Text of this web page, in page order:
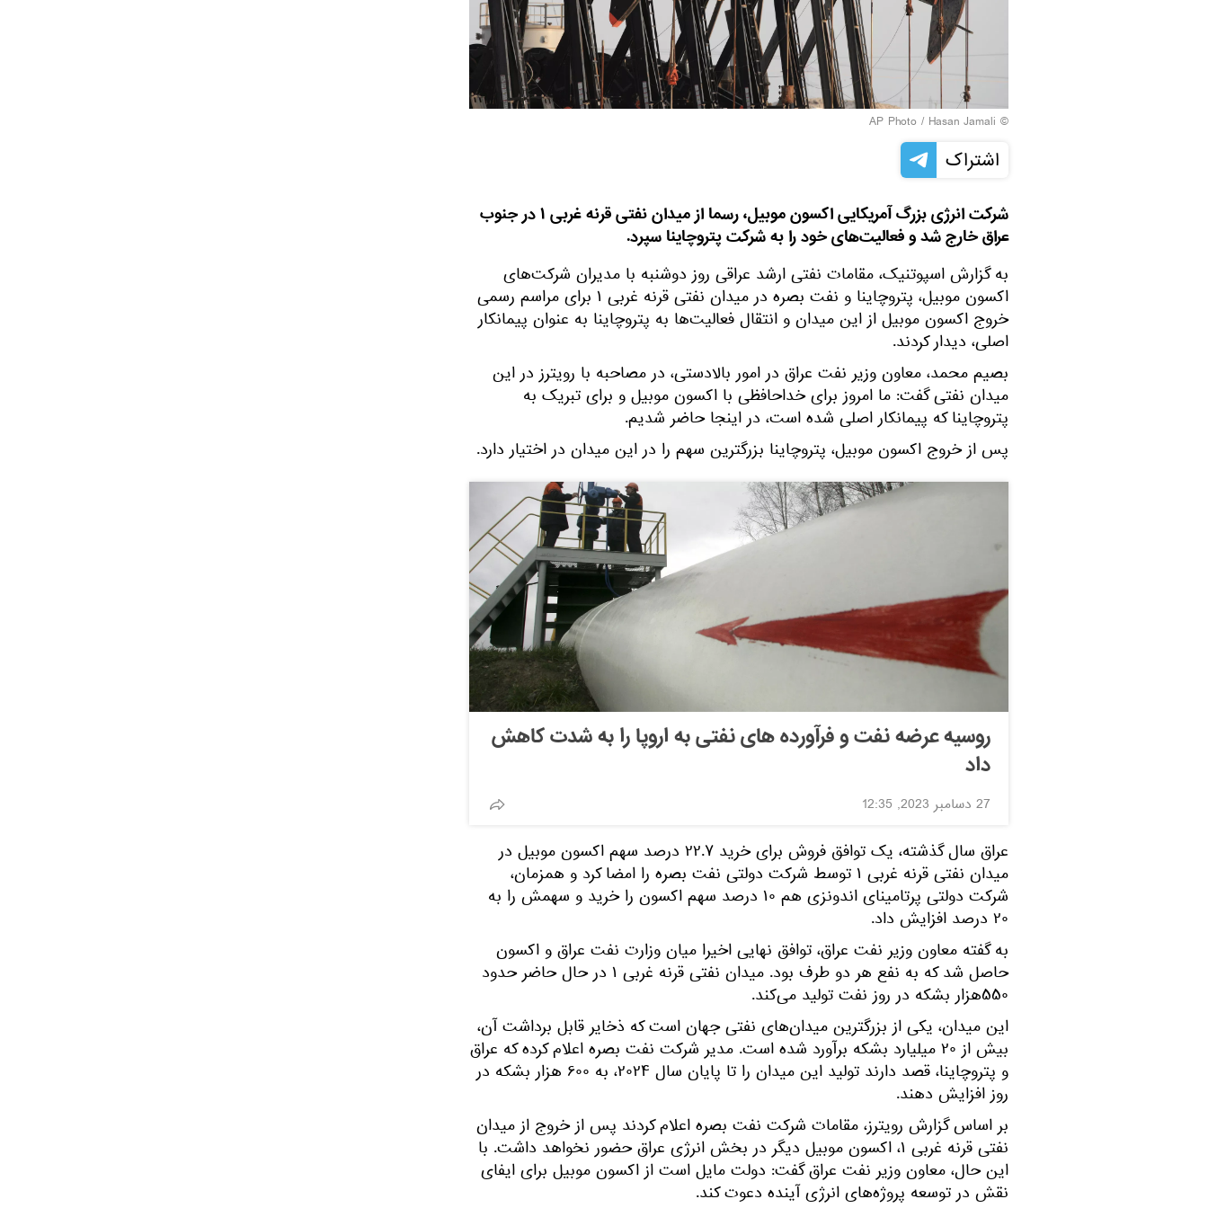
© AP Photo / Hasan Jamali
اشتراک
شرکت انرژی بزرگ آمریکایی اکسون موبیل، رسما از میدان نفتی قرنه غربی ۱ در جنوب
عراق خارج شد و فعالیت‌های خود را به شرکت پتروچاینا سپرد.
به گزارش اسپوتنیک، مقامات نفتی ارشد عراقی روز دوشنبه با مدیران شرکت‌های
اکسون موبیل، پتروچاینا و نفت بصره در میدان نفتی قرنه غربی ۱ برای مراسم رسمی
خروج اکسون موبیل از این میدان و انتقال فعالیت‌ها به پتروچاینا به عنوان پیمانکار
اصلی، دیدار کردند.
بصیم محمد، معاون وزیر نفت عراق در امور بالادستی، در مصاحبه با رویترز در این
میدان نفتی گفت: ما امروز برای خداحافظی با اکسون موبیل و برای تبریک به
پتروچاینا که پیمانکار اصلی شده است، در اینجا حاضر شدیم.
پس از خروج اکسون موبیل، پتروچاینا بزرگترین سهم را در این میدان در اختیار دارد.
روسیه عرضه نفت و فرآورده های نفتی به اروپا را به شدت کاهش
داد
27 دسامبر 2023, 12:35
عراق سال گذشته، یک توافق فروش برای خرید ۲۲.۷ درصد سهم اکسون موبیل در
میدان نفتی قرنه غربی ۱ توسط شرکت دولتی نفت بصره را امضا کرد و همزمان،
شرکت دولتی پرتامینای اندونزی هم ۱۰ درصد سهم اکسون را خرید و سهمش را به
۲۰ درصد افزایش داد.
به گفته معاون وزیر نفت عراق، توافق نهایی اخیرا میان وزارت نفت عراق و اکسون
حاصل شد که به نفع هر دو طرف بود. میدان نفتی قرنه غربی ۱ در حال حاضر حدود
۵۵۰هزار بشکه در روز نفت تولید می‌کند.
این میدان، یکی از بزرگترین میدان‌های نفتی جهان است که ذخایر قابل برداشت آن،
بیش از ۲۰ میلیارد بشکه برآورد شده است. مدیر شرکت نفت بصره اعلام کرده که عراق
و پتروچاینا، قصد دارند تولید این میدان را تا پایان سال ۲۰۲۴، به ۶۰۰ هزار بشکه در
روز افزایش دهند.
بر اساس گزارش رویترز، مقامات شرکت نفت بصره اعلام کردند پس از خروج از میدان
نفتی قرنه غربی ۱، اکسون موبیل دیگر در بخش انرژی عراق حضور نخواهد داشت. با
این حال، معاون وزیر نفت عراق گفت: دولت مایل است از اکسون موبیل برای ایفای
نقش در توسعه پروژه‌های انرژی آینده دعوت کند.